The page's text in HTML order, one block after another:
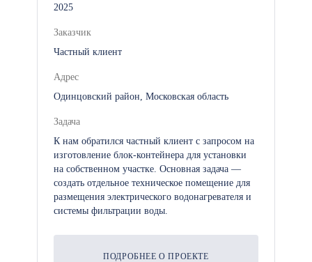
2025
Заказчик
Частный клиент
Адрес
Одинцовский район, Московская область
Задача
К нам обратился частный клиент с запросом на
изготовление блок-контейнера для установки
на собственном участке. Основная задача —
создать отдельное техническое помещение для
размещения электрического водонагревателя и
системы фильтрации воды.
ПОДРОБНЕЕ О ПРОЕКТЕ